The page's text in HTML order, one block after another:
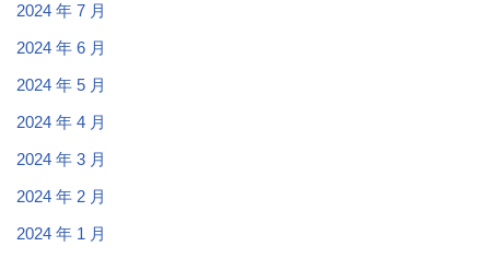
2024 年 7 月
2024 年 6 月
2024 年 5 月
2024 年 4 月
2024 年 3 月
2024 年 2 月
2024 年 1 月